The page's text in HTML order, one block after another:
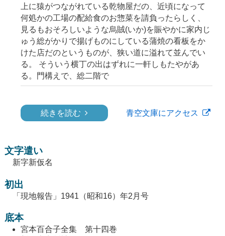
上に猿がつながれている乾物屋だの、近頃になって
何処かの工場の配給食のお惣菜を請負ったらしく、
見るもおそろしいような烏賊(いか)を賑やかに家内じ
ゅう総がかりで揚げものにしている蒲焼の看板をか
けた店だのというものが、狭い道に溢れて並んでい
る。 そういう横丁の出はずれに一軒しもたやがあ
る。門構えで、総二階で
続きを読む 青空文庫にアクセス
文字遣い
新字新仮名
初出
「現地報告」1941（昭和16）年2月号
底本
宮本百合子全集 第十四巻